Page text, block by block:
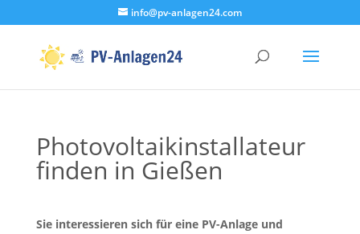
info@pv-anlagen24.com
Photovoltaikinstallateur
finden in Gießen
Sie interessieren sich für eine PV-Anlage und